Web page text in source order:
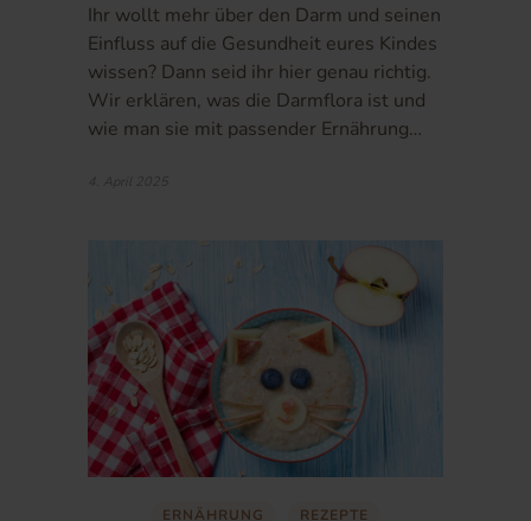
Ihr wollt mehr über den Darm und seinen
Einfluss auf die Gesundheit eures Kindes
wissen? Dann seid ihr hier genau richtig.
Wir erklären, was die Darmflora ist und
wie man sie mit passender Ernährung…
4. April 2025
ERNÄHRUNG REZEPTE